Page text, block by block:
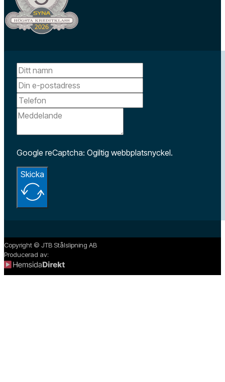
Google reCaptcha: Ogiltig webbplatsnyckel.
Skicka
Copyright © JTB Stålslipning AB
Producerad av: